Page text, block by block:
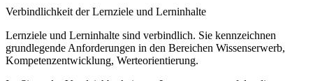
Verbindlichkeit der Lernziele und Lerninhalte
Lernziele und Lerninhalte sind verbindlich. Sie kennzeichnen
grundlegende Anforderungen in den Bereichen Wissenserwerb,
Kompetenzentwicklung, Werteorientierung.